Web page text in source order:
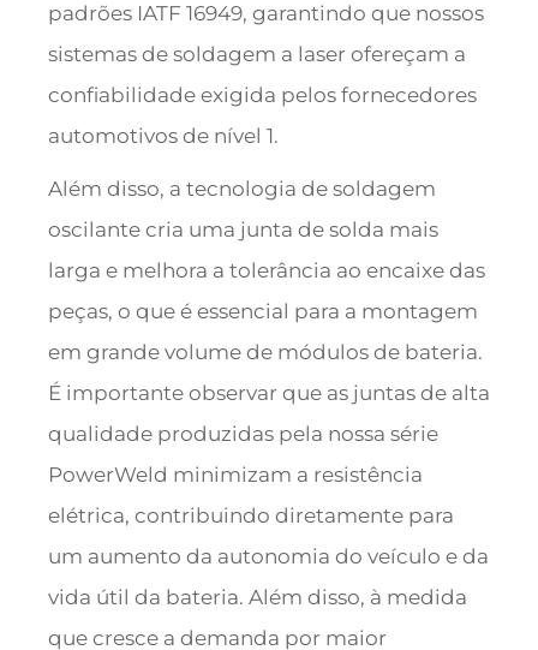
padrões IATF 16949, garantindo que nossos
sistemas de soldagem a laser ofereçam a
confiabilidade exigida pelos fornecedores
automotivos de nível 1.
Além disso, a tecnologia de soldagem
oscilante cria uma junta de solda mais
larga e melhora a tolerância ao encaixe das
peças, o que é essencial para a montagem
em grande volume de módulos de bateria.
É importante observar que as juntas de alta
qualidade produzidas pela nossa série
PowerWeld minimizam a resistência
elétrica, contribuindo diretamente para
um aumento da autonomia do veículo e da
vida útil da bateria. Além disso, à medida
que cresce a demanda por maior